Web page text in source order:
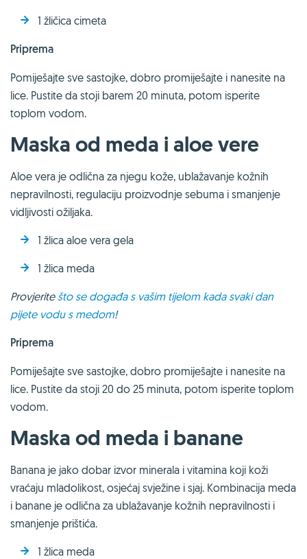
1 žličica cimeta
Priprema
Pomiješajte sve sastojke, dobro promiješajte i nanesite na
lice. Pustite da stoji barem 20 minuta, potom isperite
toplom vodom.
Maska od meda i aloe vere
Aloe vera je odlična za njegu kože, ublažavanje kožnih
nepravilnosti, regulaciju proizvodnje sebuma i smanjenje
vidljivosti ožiljaka.
1 žlica aloe vera gela
1 žlica meda
Provjerite što se događa s vašim tijelom kada svaki dan
pijete vodu s medom!
Priprema
Pomiješajte sve sastojke, dobro promiješajte i nanesite na
lice. Pustite da stoji 20 do 25 minuta, potom isperite toplom
vodom.
Maska od meda i banane
Banana je jako dobar izvor minerala i vitamina koji koži
vraćaju mladolikost, osjećaj svježine i sjaj. Kombinacija meda
i banane je odlična za ublažavanje kožnih nepravilnosti i
smanjenje prištića.
1 žlica meda